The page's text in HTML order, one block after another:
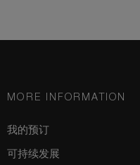
MORE INFORMATION
我的预订
可持续发展